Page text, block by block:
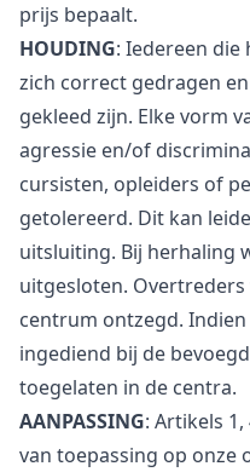
prijs bepaalt.
HOUDING: Iedereen
zich correct gedragen
gekleed zijn. Elke vorm
agressie en/of
cursisten, opleiders of
getolereerd. Dit kan
uitsluiting. Bij herhaling
uitgesloten.
centrum ontzegd.
ingediend bij de
toegelaten in de centra.
AANPASSING: Artikels 1,
van toepassing op onze